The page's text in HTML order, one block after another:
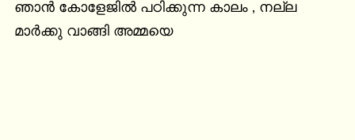
ഞാൻ കോളേജിൽ പഠിക്കുന്ന കാലം , നല്ല
മാർക്കു വാങ്ങി അമ്മയെ